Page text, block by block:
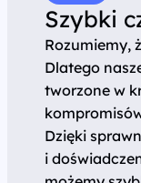
Szybki
Rozumiemy,
Dlatego
tworzone w
Dzięki
i